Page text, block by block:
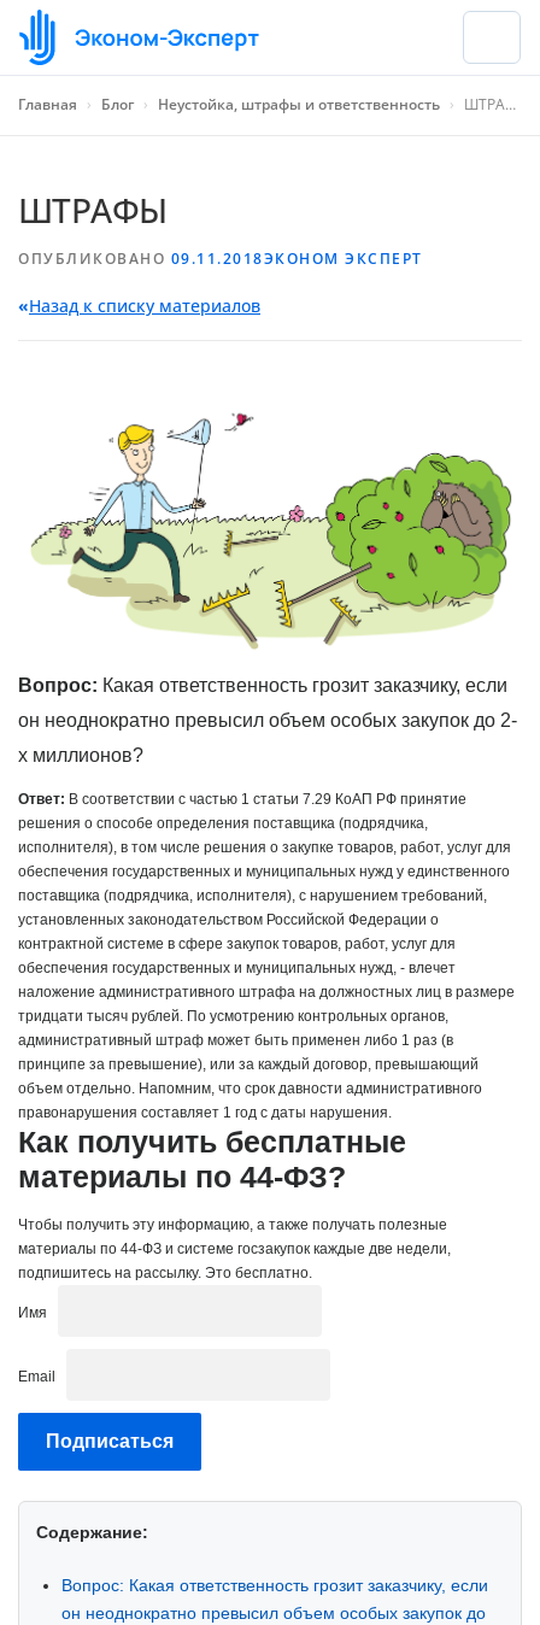
Главная › Блог › Неустойка, штрафы и ответственность › ШТРАФЫ
ШТРАФЫ
ОПУБЛИКОВАНО 09.11.2018ЭКОНОМ ЭКСПЕРТ
«Назад к списку материалов
Вопрос: Какая ответственность грозит заказчику, если
он неоднократно превысил объем особых закупок до 2-
х миллионов?
Ответ: В соответствии с частью 1 статьи 7.29 КоАП РФ принятие
решения о способе определения поставщика (подрядчика,
исполнителя), в том числе решения о закупке товаров, работ, услуг для
обеспечения государственных и муниципальных нужд у единственного
поставщика (подрядчика, исполнителя), с нарушением требований,
установленных законодательством Российской Федерации о
контрактной системе в сфере закупок товаров, работ, услуг для
обеспечения государственных и муниципальных нужд, - влечет
наложение административного штрафа на должностных лиц в размере
тридцати тысяч рублей. По усмотрению контрольных органов,
административный штраф может быть применен либо 1 раз (в
принципе за превышение), или за каждый договор, превышающий
объем отдельно. Напомним, что срок давности административного
правонарушения составляет 1 год с даты нарушения.
Как получить бесплатные
материалы по 44-ФЗ?
Чтобы получить эту информацию, а также получать полезные
материалы по 44-ФЗ и системе госзакупок каждые две недели,
подпишитесь на рассылку. Это бесплатно.
Имя
Email
Содержание:
Вопрос: Какая ответственность грозит заказчику, если
он неоднократно превысил объем особых закупок до